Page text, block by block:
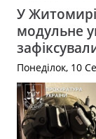
У
модульне
Понеділок, 10